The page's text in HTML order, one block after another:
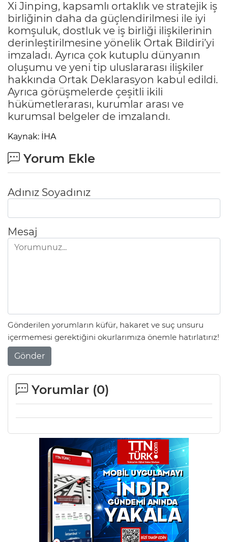
Xi Jinping, kapsamlı ortaklık ve stratejik iş
birliğinin daha da güçlendirilmesi ile iyi
komşuluk, dostluk ve iş birliği ilişkilerinin
derinleştirilmesine yönelik Ortak Bildiri’yi
imzaladı. Ayrıca çok kutuplu dünyanın
oluşumu ve yeni tip uluslararası ilişkiler
hakkında Ortak Deklarasyon kabul edildi.
Ayrıca görüşmelerde çeşitli ikili
hükümetlerarası, kurumlar arası ve
kurumsal belgeler de imzalandı.
Kaynak: İHA
Yorum Ekle
Adınız Soyadınız
Mesaj
Gönderilen yorumların küfür, hakaret ve suç unsuru
içermemesi gerektiğini okurlarımıza önemle hatırlatırız!
Gönder
Yorumlar (0)